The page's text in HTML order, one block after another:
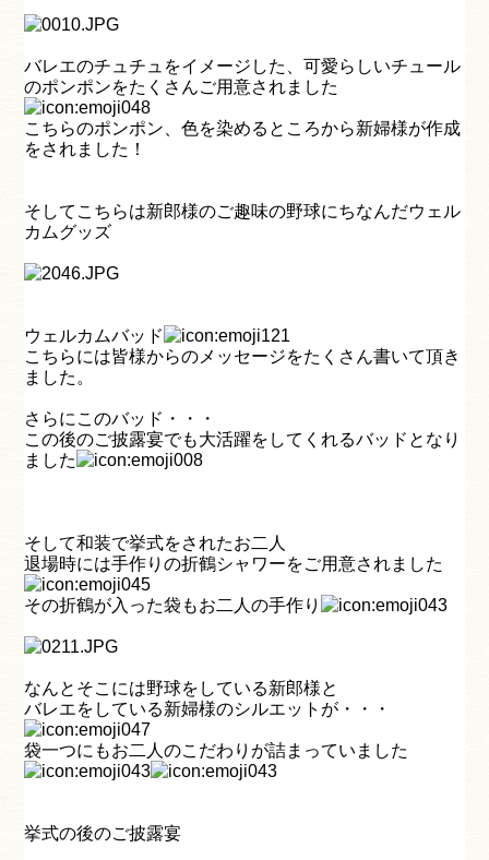
バレエのチュチュをイメージした、可愛らしいチュール
のポンポンをたくさんご用意されました
こちらのポンポン、色を染めるところから新婦様が作成
をされました！
そしてこちらは新郎様のご趣味の野球にちなんだウェル
カムグッズ
ウェルカムバッド
こちらには皆様からのメッセージをたくさん書いて頂き
ました。
さらにこのバッド・・・
この後のご披露宴でも大活躍をしてくれるバッドとなり
ました
そして和装で挙式をされたお二人
退場時には手作りの折鶴シャワーをご用意されました
その折鶴が入った袋もお二人の手作り
なんとそこには野球をしている新郎様と
バレエをしている新婦様のシルエットが・・・
袋一つにもお二人のこだわりが詰まっていました
挙式の後のご披露宴